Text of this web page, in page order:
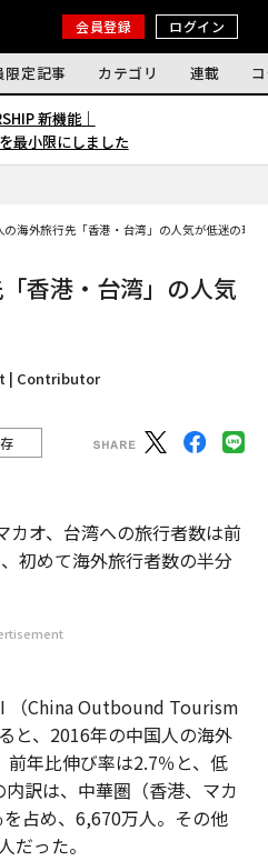
会員登録 ログイン
限定記事 カテゴリ 連載
新機能｜
最小限にしました
の海外旅行先「香港・台湾」の人気が低迷の理由
香港・台湾」の人気
| Contributor
カオ、台湾への旅行者数は前
初めて海外旅行者数の半分
（China Outbound Tourism
と、2016年の中国人の海外
年比伸び率は2.7％と、低
訳は、中華圏（香港、マカ
占め、6,670万人。その他
だった。